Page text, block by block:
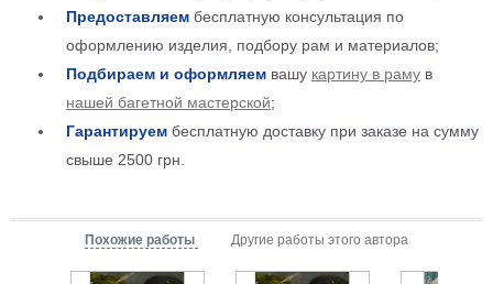
Предоставляем бесплатную консультация по
оформлению изделия, подбору рам и материалов;
Подбираем и оформляем вашу картину в раму в
нашей багетной мастерской;
Гарантируем бесплатную доставку при заказе на сумму
свыше 2500 грн.
Похожие работы Другие работы этого автора